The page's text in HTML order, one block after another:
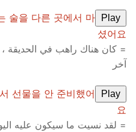
Play
술을 다른 곳에서 마
셨어요
= كان هناك راهب في الحديقة
آخر
Play
선물을 안 준비했어
요
= لقد نسيت ما سيكون عليه